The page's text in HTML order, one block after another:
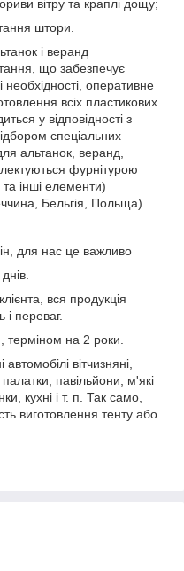
вітру та краплі дощу;
штори.
і веранд
що забезпечує
необхідності, оперативне
всіх пластикових
у відповідності з
спеціальних
альтанок, веранд,
фурнітурою
інші елементи)
Бельгія, Польща).
для нас це важливо
вся продукція
переваг.
терміном на 2 роки.
вітчизняні,
павільйони, м'які
кухні і т. п. Так само,
виготовлення тенту або